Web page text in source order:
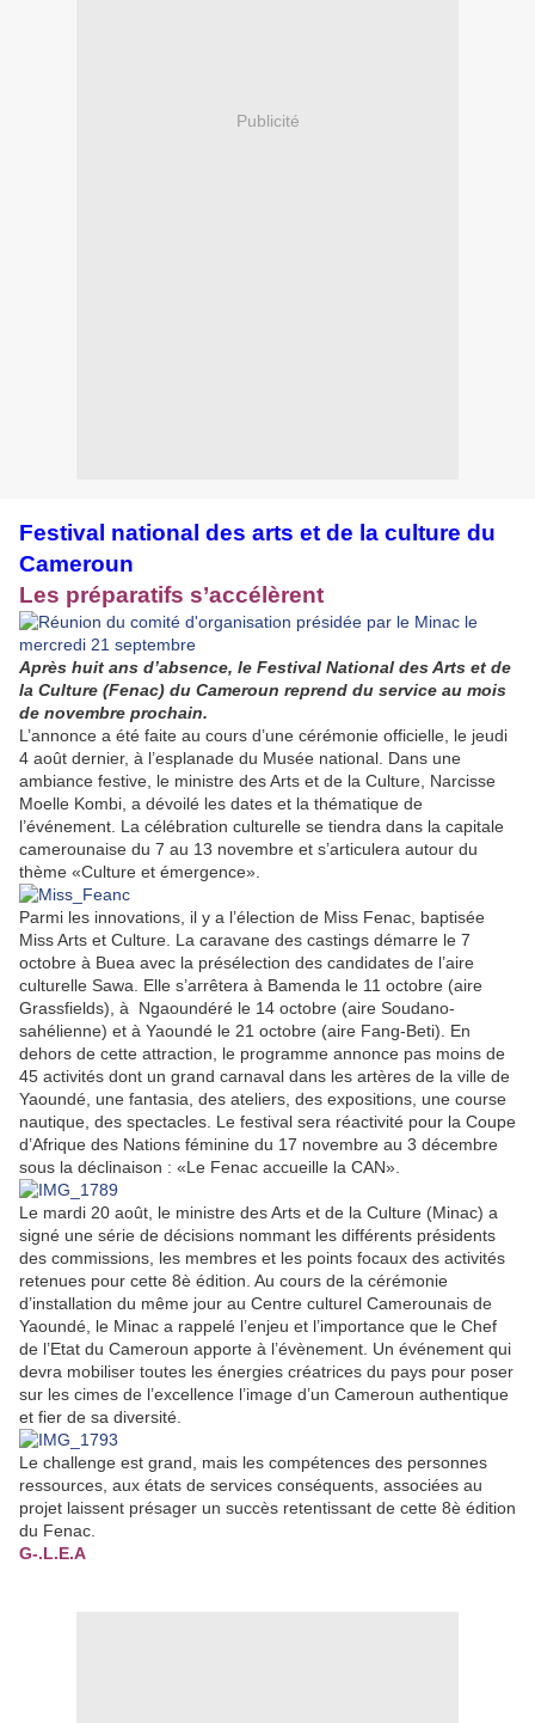
Publicité
Festival national des arts et de la culture du
Cameroun
Les préparatifs s’accélèrent
Après huit ans d’absence, le Festival National des Arts et de
la Culture (Fenac) du Cameroun reprend du service au mois
de novembre prochain.
L’annonce a été faite au cours d’une cérémonie officielle, le jeudi
4 août dernier, à l’esplanade du Musée national. Dans une
ambiance festive, le ministre des Arts et de la Culture, Narcisse
Moelle Kombi, a dévoilé les dates et la thématique de
l’événement. La célébration culturelle se tiendra dans la capitale
camerounaise du 7 au 13 novembre et s’articulera autour du
thème «Culture et émergence».
Parmi les innovations, il y a l’élection de Miss Fenac, baptisée
Miss Arts et Culture. La caravane des castings démarre le 7
octobre à Buea avec la présélection des candidates de l’aire
culturelle Sawa. Elle s’arrêtera à Bamenda le 11 octobre (aire
Grassfields), à Ngaoundéré le 14 octobre (aire Soudano-
sahélienne) et à Yaoundé le 21 octobre (aire Fang-Beti). En
dehors de cette attraction, le programme annonce pas moins de
45 activités dont un grand carnaval dans les artères de la ville de
Yaoundé, une fantasia, des ateliers, des expositions, une course
nautique, des spectacles. Le festival sera réactivité pour la Coupe
d’Afrique des Nations féminine du 17 novembre au 3 décembre
sous la déclinaison : «Le Fenac accueille la CAN».
Le mardi 20 août, le ministre des Arts et de la Culture (Minac) a
signé une série de décisions nommant les différents présidents
des commissions, les membres et les points focaux des activités
retenues pour cette 8è édition. Au cours de la cérémonie
d’installation du même jour au Centre culturel Camerounais de
Yaoundé, le Minac a rappelé l’enjeu et l’importance que le Chef
de l’Etat du Cameroun apporte à l’évènement. Un événement qui
devra mobiliser toutes les énergies créatrices du pays pour poser
sur les cimes de l’excellence l’image d’un Cameroun authentique
et fier de sa diversité.
Le challenge est grand, mais les compétences des personnes
ressources, aux états de services conséquents, associées au
projet laissent présager un succès retentissant de cette 8è édition
du Fenac.
G-.L.E.A